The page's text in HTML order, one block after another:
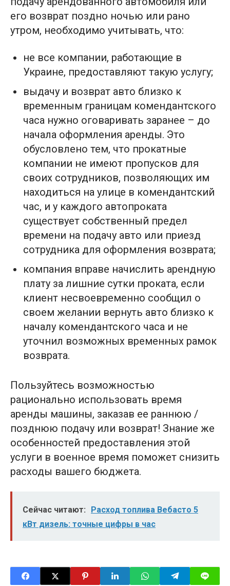
его возврат поздно ночью или рано
утром, необходимо учитывать, что:
не все компании, работающие в
Украине, предоставляют такую услугу;
выдачу и возврат авто близко к
временным границам комендантского
часа нужно оговаривать заранее – до
начала оформления аренды. Это
обусловлено тем, что прокатные
компании не имеют пропусков для
своих сотрудников, позволяющих им
находиться на улице в комендантский
час, и у каждого автопроката
существует собственный предел
времени на подачу авто или приезд
сотрудника для оформления возврата;
компания вправе начислить арендную
плату за лишние сутки проката, если
клиент несвоевременно сообщил о
своем желании вернуть авто близко к
началу комендантского часа и не
уточнил возможных временных рамок
возврата.
Пользуйтесь возможностью
рационально использовать время
аренды машины, заказав ее раннюю /
позднюю подачу или возврат! Знание же
особенностей предоставления этой
услуги в военное время поможет снизить
расходы вашего бюджета.
Сейчас читают:
Расход топлива Вебасто 5
кВт дизель: точные цифры в час